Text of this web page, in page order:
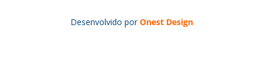
Desenvolvido por Onest Design